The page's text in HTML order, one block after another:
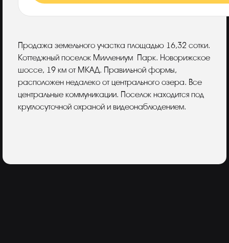
Описание
Продажа земельного участка площадью 16,32 сотки.
Коттеджный поселок Миллениум Парк. Новорижское
шоссе, 19 км от МКАД. Правильной формы,
расположен недалеко от центрального озера. Все
центральные коммуникации. Поселок находится под
круглосуточной охраной и видеонаблюдением.